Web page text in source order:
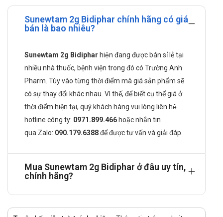
Công dụng của Sunewtam 2g Bidiphar
Điều trị nhiễm trùng đường hô hấp, đường tiết niệu, Nhiễm
1g còn điều trị nhiễm trùng da và mô mềm hiệu quả.
Viêm màng bụng, viêm túi mật, viêm đường mật, các bệnh
nhiễm trùng ổ bụng khác
Cách dùng Sunewtam 2g Bidiphar như
thế nào?
Thuốc được sử dụng bằng đường tiêm
Liều dùng Sunewtam 2g Bidiphar được
khuyến cáo
Người lớn:
Sunewtam 2g Bidiphar chính hãng có giá
bán là bao nhiêu?
Sunewtam 2g Bidiphar hiện đang được bán sỉ lẻ tại
nhiều nhà thuốc, bệnh viện trong đó có Trường Anh
Pharm. Tùy vào từng thời điểm mà giá sản phẩm sẽ
có sự thay đổi khác nhau. Vì thế, để biết cụ thể giá ở
thời điểm hiện tại, quý khách hàng vui lòng liên hệ
hotline công ty: 0971.899.466 hoặc nhắn tin
qua Zalo: 090.179.6388để được tư vấn và giải đáp.
Mua Sunewtam 2g Bidiphar ở đâu uy tín,
chính hãng?